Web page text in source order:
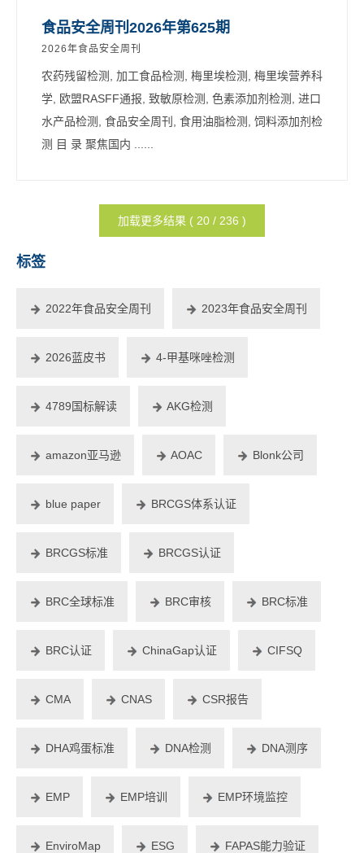
食品安全周刊2026年第625期
2026年食品安全周刊
农药残留检测, 加工食品检测, 梅里埃检测, 梅里埃营养科
学, 欧盟RASFF通报, 致敏原检测, 色素添加剂检测, 进口
水产品检测, 食品安全周刊, 食用油脂检测, 饲料添加剂检
测 目 录 聚焦国内 ......
加载更多结果 ( 20 / 236 )
标签
2022年食品安全周刊 2023年食品安全周刊
2026蓝皮书 4-甲基咪唑检测
4789国标解读 AKG检测
amazon亚马逊 AOAC Blonk公司
blue paper BRCGS体系认证
BRCGS标准 BRCGS认证
BRC全球标准 BRC审核 BRC标准
BRC认证 ChinaGap认证 CIFSQ
CMA CNAS CSR报告
DHA鸡蛋标准 DNA检测 DNA测序
EMP EMP培训 EMP环境监控
EnviroMap ESG FAPAS能力验证